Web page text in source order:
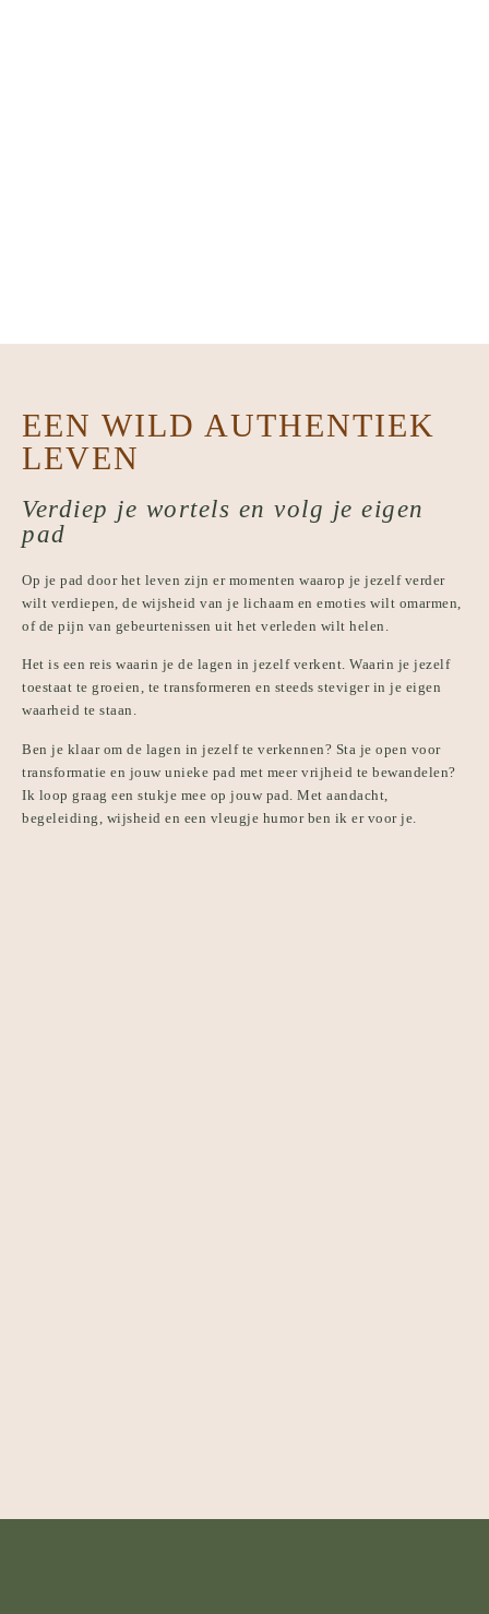
EEN WILD AUTHENTIEK
LEVEN
Verdiep je wortels en volg je eigen
pad
Op je pad door het leven zijn er momenten waarop je jezelf verder
wilt verdiepen, de wijsheid van je lichaam en emoties wilt omarmen,
of de pijn van gebeurtenissen uit het verleden wilt helen.
Het is een reis waarin je de lagen in jezelf verkent. Waarin je jezelf
toestaat te groeien, te transformeren en steeds steviger in je eigen
waarheid te staan.
Ben je klaar om de lagen in jezelf te verkennen? Sta je open voor
transformatie en jouw unieke pad met meer vrijheid te bewandelen?
Ik loop graag een stukje mee op jouw pad. Met aandacht,
begeleiding, wijsheid en een vleugje humor ben ik er voor je.